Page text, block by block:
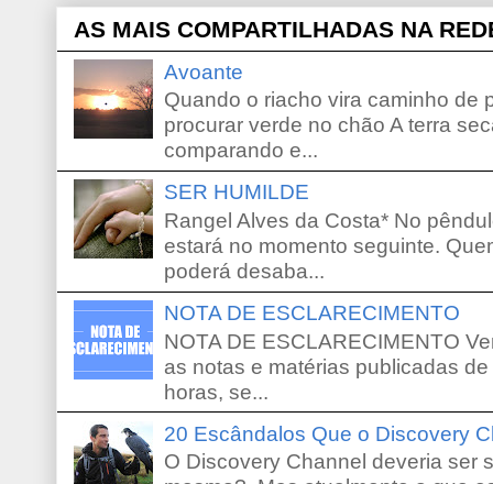
AS MAIS COMPARTILHADAS NA
Avoante
Quando o riacho vira caminho de
procurar verde no chão A terra
comparando e...
SER HUMILDE
Rangel Alves da Costa* No
estará no momento seguinte.
poderá desaba...
NOTA DE ESCLARECIMENTO
NOTA DE ESCLARECIMENTO
as notas e matérias publicadas
horas, se...
20 Escândalos Que o Discovery
O Discovery Channel deveria ser